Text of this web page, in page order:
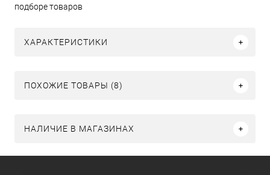
подборе товаров
ХАРАКТЕРИСТИКИ
ПОХОЖИЕ ТОВАРЫ (8)
НАЛИЧИЕ В МАГАЗИНАХ